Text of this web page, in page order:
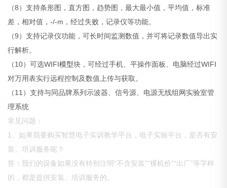
（8）支持条形图，直方图，趋势图，最大最小值，平均值，标准
差，相对值，-/-m，经过失败，记录仪等功能。
（9）支持记录仪功能，可长时间监测数值，并可将记录数值导出实
行解析。
（10）可选WIFI模型块，可经过手机、平操作面板、电脑经过WIFI
对万用表实行远程控制及数值上传与获取。
（11）支持与同品牌系列示波器、信号源、电源无线组网实验室管
理系统
常见问题：
1、如果我要购买智慧电子实训教学平台，电子实验平台，是否有安
装、培训服务呢？
答：我们的设备如果没有特别注明“不含安装”“裸机价”“出厂”等字样
的，都是提供安装、培训服务的。